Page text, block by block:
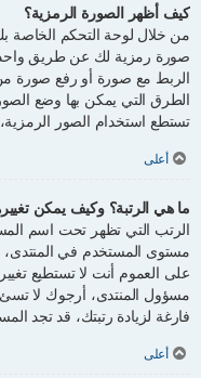
كيف أظهر الصورة الرمزية؟
من خلال لوحة التحكم
الربط مع صورة أو رفع صورة
الطرق التي يمكن بها وضع
تستطع استخدام الصور الرمزية،
أعلى
ما هي الرتبة؟ وكيف يمكن
الرتب التي تظهر تحت اسم
مستوى المستخدم في
على العموم أنت لا تستطيع
مسؤول المنتدى، أرجوك لا
فارغة لزيادة رتبتك، قد تجد
أعلى